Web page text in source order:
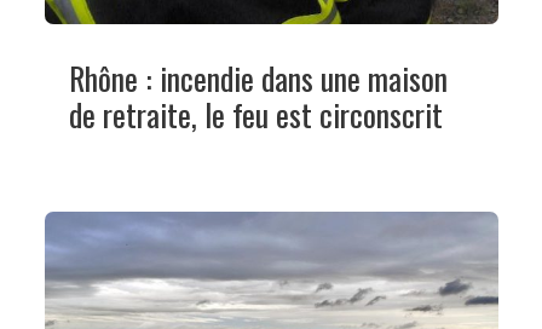
Rhône : incendie dans une maison
de retraite, le feu est circonscrit